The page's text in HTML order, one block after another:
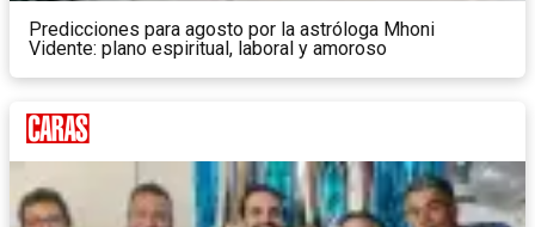
Predicciones para agosto por la astróloga Mhoni
Vidente: plano espiritual, laboral y amoroso